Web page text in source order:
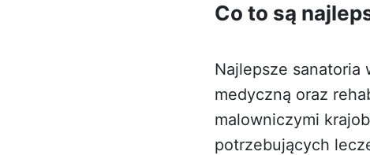
Co to są
Najlepsze
medyczną oraz
malowniczymi
potrzebujących